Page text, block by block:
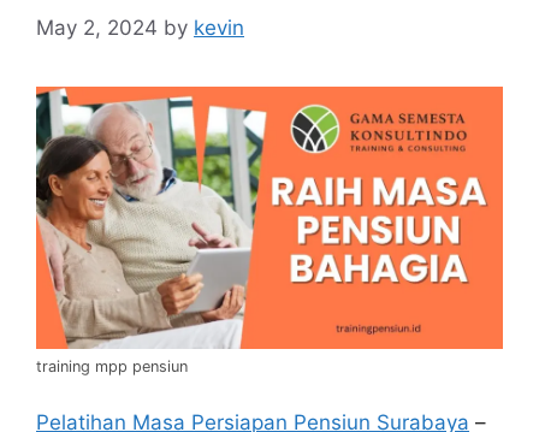
May 2, 2024 by kevin
training mpp pensiun
Pelatihan Masa Persiapan Pensiun Surabaya –